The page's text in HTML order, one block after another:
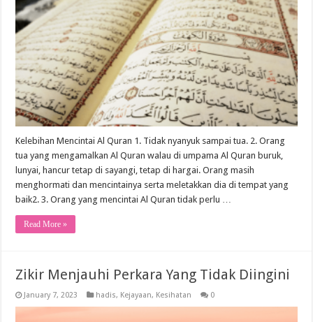
Kelebihan Mencintai Al Quran 1. Tidak nyanyuk sampai tua. 2. Orang
tua yang mengamalkan Al Quran walau di umpama Al Quran buruk,
lunyai, hancur tetap di sayangi, tetap di hargai. Orang masih
menghormati dan mencintainya serta meletakkan dia di tempat yang
baik2. 3. Orang yang mencintai Al Quran tidak perlu …
Read More »
Zikir Menjauhi Perkara Yang Tidak Diingini
January 7, 2023 hadis, Kejayaan, Kesihatan 0